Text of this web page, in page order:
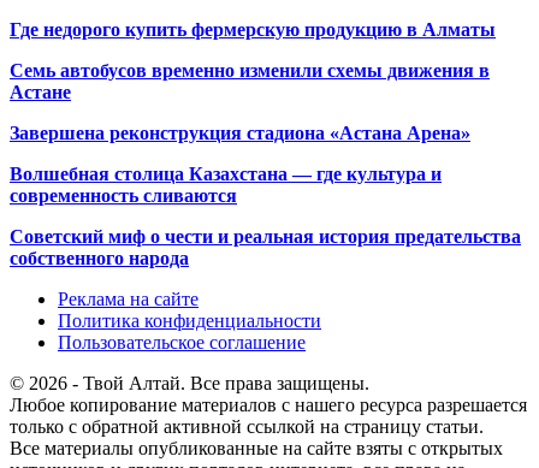
Где недорого купить фермерскую продукцию в Алматы
Семь автобусов временно изменили схемы движения в
Астане
Завершена реконструкция стадиона «Астана Арена»
Волшебная столица Казахстана — где культура и
современность сливаются
Советский миф о чести и реальная история предательства
собственного народа
Реклама на сайте
Политика конфиденциальности
Пользовательское соглашение
© 2026 - Твой Алтай. Все права защищены.
Любое копирование материалов с нашего ресурса разрешается
только с обратной активной ссылкой на страницу статьи.
Все материалы опубликованные на сайте взяты с открытых